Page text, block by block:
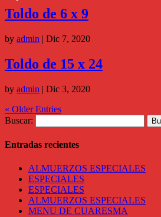
Toldo de 6 x 9
by admin | Dic 7, 2020
Toldo de 15 x 24
by admin | Dic 3, 2020
« Older Entries
Buscar:
Entradas recientes
ALMUERZOS ESPECIALES
ESPECIALES
ESPECIALES
ALMUERZOS ESPECIALES
MENU DE CUARESMA
Share